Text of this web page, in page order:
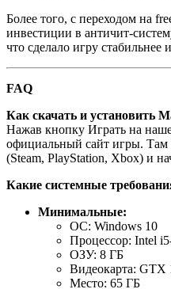
Более того, с переходом на
инвестиции в античит-
что сделало игру стабильнее
FAQ
Как скачать и установить
Нажав кнопку Играть на
официальный сайт игры.
(Steam, PlayStation, Xbox) и
Какие системные
Минимальные:
ОС: Windows 10
Процессор: Intel
ОЗУ: 8 ГБ
Видеокарта: GTX
Место: 65 ГБ